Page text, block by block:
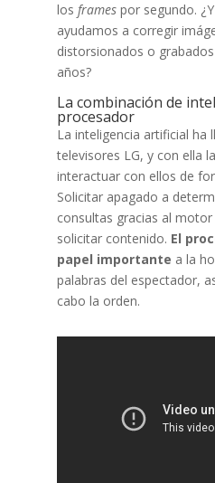
los framespor segundo.
ayudamos a corregir
distorsionados o
años?
La combinación de
procesador
La inteligencia artificial ha
televisores LG, y con ella
interactuar con ellos de
Solicitar apagado a
consultas gracias al
solicitar contenido. El
papel importante a la
palabras del espectador,
cabo la orden.